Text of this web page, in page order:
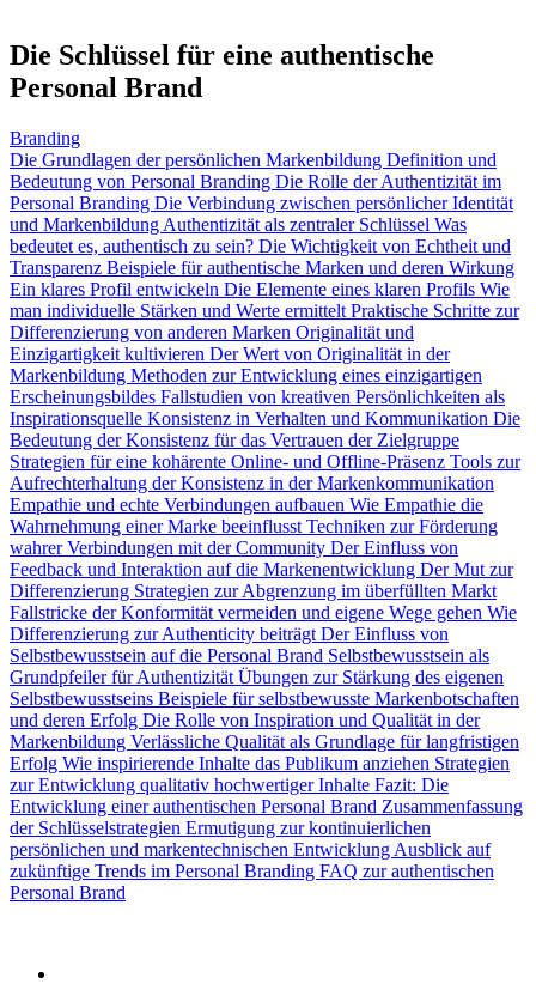
Die Schlüssel für eine authentische
Personal Brand
Branding
Die Grundlagen der persönlichen Markenbildung Definition und
Bedeutung von Personal Branding Die Rolle der Authentizität im
Personal Branding Die Verbindung zwischen persönlicher Identität
und Markenbildung Authentizität als zentraler Schlüssel Was
bedeutet es, authentisch zu sein? Die Wichtigkeit von Echtheit und
Transparenz Beispiele für authentische Marken und deren Wirkung
Ein klares Profil entwickeln Die Elemente eines klaren Profils Wie
man individuelle Stärken und Werte ermittelt Praktische Schritte zur
Differenzierung von anderen Marken Originalität und
Einzigartigkeit kultivieren Der Wert von Originalität in der
Markenbildung Methoden zur Entwicklung eines einzigartigen
Erscheinungsbildes Fallstudien von kreativen Persönlichkeiten als
Inspirationsquelle Konsistenz in Verhalten und Kommunikation Die
Bedeutung der Konsistenz für das Vertrauen der Zielgruppe
Strategien für eine kohärente Online- und Offline-Präsenz Tools zur
Aufrechterhaltung der Konsistenz in der Markenkommunikation
Empathie und echte Verbindungen aufbauen Wie Empathie die
Wahrnehmung einer Marke beeinflusst Techniken zur Förderung
wahrer Verbindungen mit der Community Der Einfluss von
Feedback und Interaktion auf die Markenentwicklung Der Mut zur
Differenzierung Strategien zur Abgrenzung im überfüllten Markt
Fallstricke der Konformität vermeiden und eigene Wege gehen Wie
Differenzierung zur Authenticity beiträgt Der Einfluss von
Selbstbewusstsein auf die Personal Brand Selbstbewusstsein als
Grundpfeiler für Authentizität Übungen zur Stärkung des eigenen
Selbstbewusstseins Beispiele für selbstbewusste Markenbotschaften
und deren Erfolg Die Rolle von Inspiration und Qualität in der
Markenbildung Verlässliche Qualität als Grundlage für langfristigen
Erfolg Wie inspirierende Inhalte das Publikum anziehen Strategien
zur Entwicklung qualitativ hochwertiger Inhalte Fazit: Die
Entwicklung einer authentischen Personal Brand Zusammenfassung
der Schlüsselstrategien Ermutigung zur kontinuierlichen
persönlichen und markentechnischen Entwicklung Ausblick auf
zukünftige Trends im Personal Branding FAQ zur authentischen
Personal Brand